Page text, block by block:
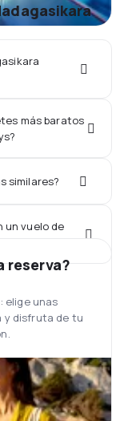
más baratos
similares?
un vuelo de
reserva?
elige unas
y disfruta de tu